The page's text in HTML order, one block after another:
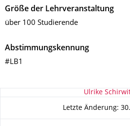
Größe der Lehrveranstaltung
über 100 Studierende
Abstimmungskennung
#LB1
Zu dieser Seite Ulrike
Letzte Änderung: